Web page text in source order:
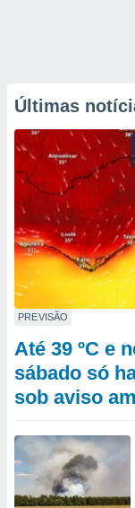
Últimas
PREVISÃO
Até 39 ºC e
sábado só
sob aviso